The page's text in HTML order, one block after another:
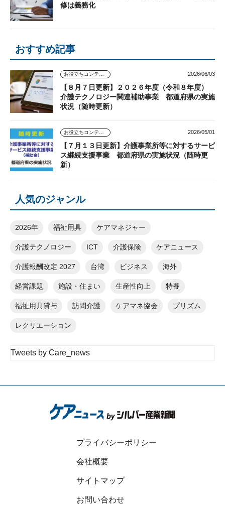
修は義務化
おすすめ記事
2026/06/03
【８月７日更新】２０２６年度（令和８年度）
介護テクノロジー関連補助事業 都道府県の実施
状況（随時更新）
2026/05/01
【７月１３日更新】介護事業所等に対するサービ
ス継続支援事業 都道府県の実施状況（随時更
新）
人気のジャンル
2026年 福祉用具 ケアマネジャー
介護テクノロジー ICT 介護保険 ケアニュース
介護報酬改定 2027 台湾 ビジネス 海外
経営課題 施設・住まい 生産性向上 特養
福祉用具貸与 訪問介護 ケアマネ協会 プリズム
レクリエーション
Tweets by Care_news
プライバシーポリシー
会社概要
サイトマップ
お問い合わせ